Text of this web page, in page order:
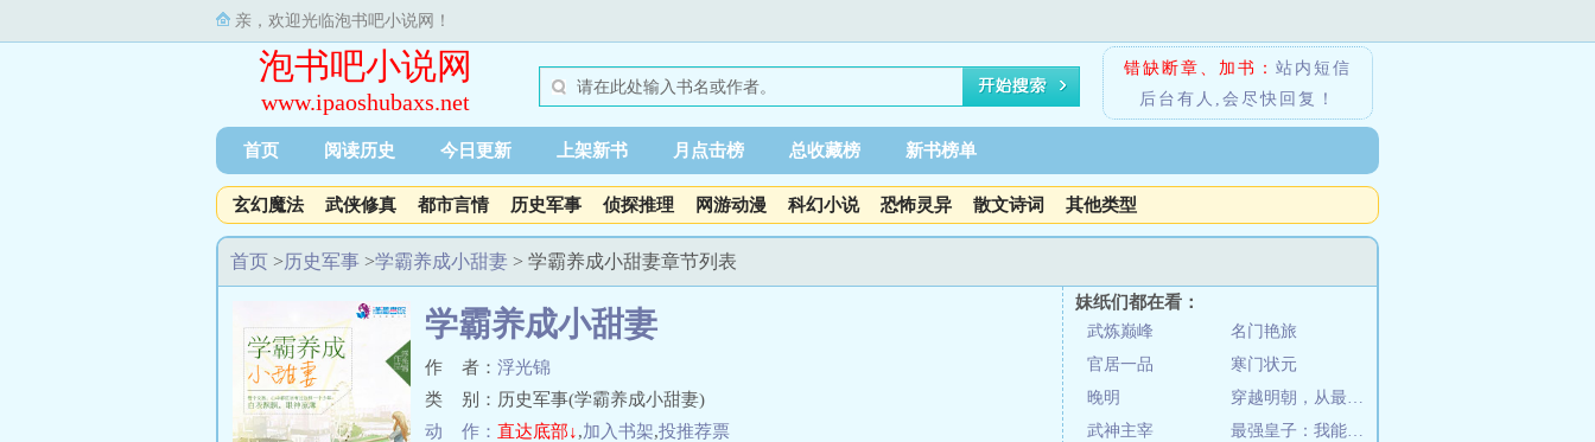
亲，欢迎光临泡书吧小说网！
泡书吧小说网
www.ipaoshubaxs.net
错缺断章、加书： 站内短信
后台有人,会尽快回复！
首页 阅读历史 今日更新 上架新书 月点击榜 总收藏榜 新书榜单
玄幻魔法 武侠修真 都市言情 历史军事 侦探推理 网游动漫 科幻小说 恐怖灵异 散文诗词 其他类型
首页 >历史军事 >学霸养成小甜妻 > 学霸养成小甜妻章节列表
妹纸们都在看：
武炼巅峰
名门艳旅
官居一品
寒门状元
晚明
穿越明朝，从最穷国舅开始种田
武神主宰
最强皇子：我能召唤文臣武将
学霸养成小甜妻
作 者： 浮光锦
类 别：历史军事(学霸养成小甜妻)
动 作： 直达底部↓,加入书架,投推荐票